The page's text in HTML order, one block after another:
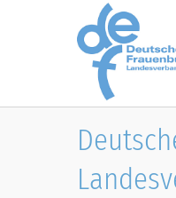
Skip to main content